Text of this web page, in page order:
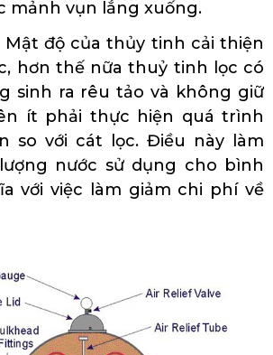
mảnh vụn lắng xuống.
độ của thủy tinh cải thiện
hơn thế nữa thuỷ tinh lọc có
sinh ra rêu tảo và không giữ
ít phải thực hiện quá trình
so với cát lọc. Điều này làm
nước sử dụng cho bình
với việc làm giảm chi phí về